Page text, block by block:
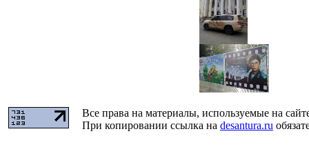
Все права на материалы, используемые на
При копировании ссылка на desantura.ru